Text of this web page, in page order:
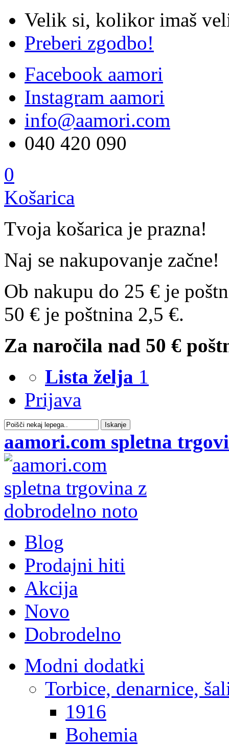
Velik si, kolikor imaš
Preberi zgodbo!
Facebook aamori
Instagram aamori
info@aamori.com
040 420 090
0
Košarica
Tvoja košarica je prazna!
Naj se nakupovanje začne!
Ob nakupu do 25 € je
50 € je poštnina 2,5 €.
Za naročila nad 50 €
Lista želja 1
Prijava
Iskanje
aamori.com spletna
Blog
Prodajni hiti
Akcija
Novo
Dobrodelno
Modni dodatki
Torbice, denarnice,
1916
Bohemia